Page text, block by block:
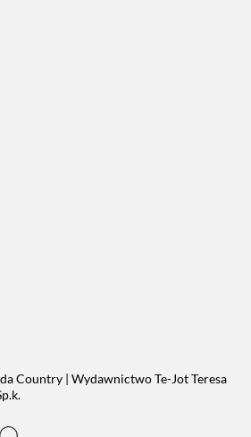
Country | Wydawnictwo Te-Jot Teresa